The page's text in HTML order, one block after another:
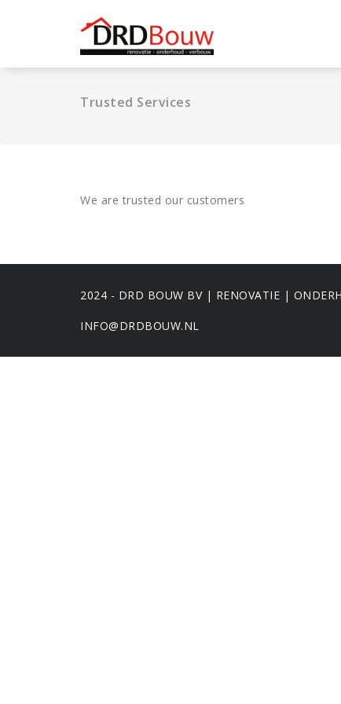
Trusted Services
We are trusted our customers
2024 - DRD BOUW BV | RENOVATIE |
INFO@DRDBOUW.NL